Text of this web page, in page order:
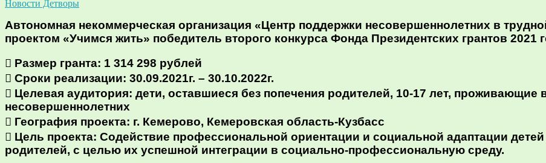
Новости Детворы
Автономная некоммерческая организация «Центр поддержки несовершеннолетних в
проектом «Учимся жить» победитель второго конкурса Фонда Президентских грантов 2021
 Размер гранта: 1 314 298 рублей
 Сроки реализации: 30.09.2021г. – 30.10.2022г.
 Целевая аудитория: дети, оставшиеся без попечения родителей, 10-17 лет,
несовершеннолетних
 География проекта: г. Кемерово, Кемеровская область-Кузбасс
 Цель проекта: Содействие профессиональной ориентации и социальной адаптации
родителей, с целью их успешной интеграции в социально-профессиональную среду.